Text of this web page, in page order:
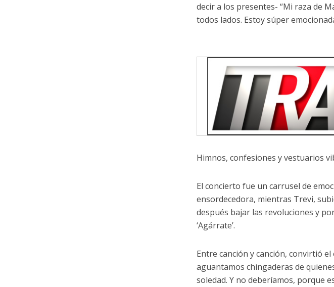
decir a los presentes- “Mi raza de
todos lados. Estoy súper
Himnos, confesiones y vestuarios
El concierto fue un carrusel de
ensordecedora, mientras Trevi,
después bajar las revoluciones y
‘Agárrate’.
Entre canción y canción, convirtió
aguantamos chingaderas de
soledad. Y no deberíamos, porque